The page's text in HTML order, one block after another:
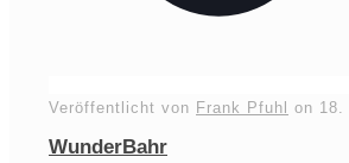
Veröffentlicht von Frank Pfuhl on 18.
WunderBahr